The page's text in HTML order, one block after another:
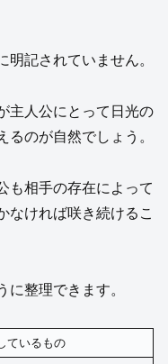
記されていません。
主人公にとって日光の
るのが自然でしょう。
も相手の存在によって
なければ咲き続けるこ
に整理できます。
ているもの